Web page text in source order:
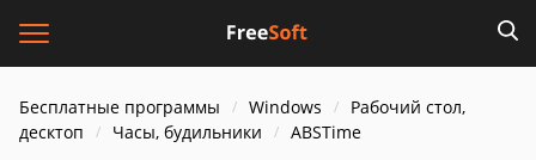
Бесплатные программы Windows
Рабочий стол,
десктоп
Часы, будильники ABSTime